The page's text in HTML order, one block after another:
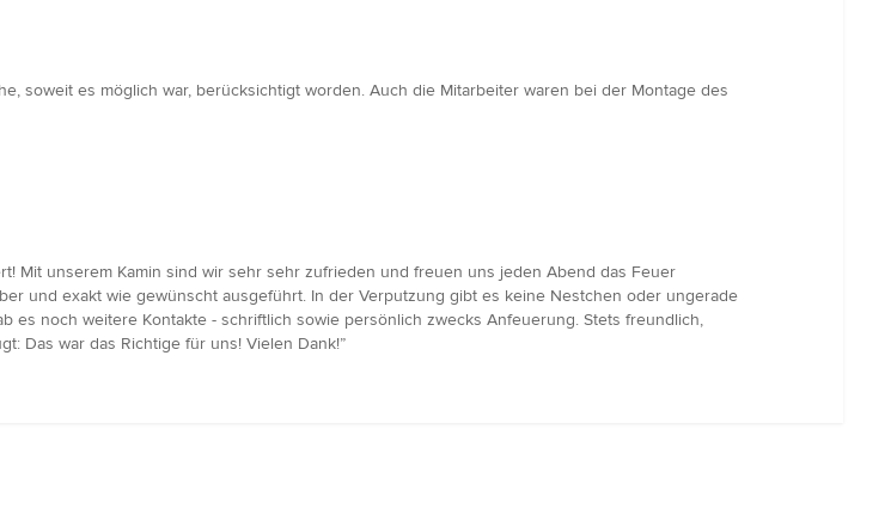
soweit es möglich war, berücksichtigt worden. Auch die Mitarbeiter waren bei der Montage des
Mit unserem Kamin sind wir sehr sehr zufrieden und freuen uns jeden Abend das Feuer
und exakt wie gewünscht ausgeführt. In der Verputzung gibt es keine Nestchen oder ungerade
es noch weitere Kontakte - schriftlich sowie persönlich zwecks Anfeuerung. Stets freundlich,
Das war das Richtige für uns! Vielen Dank!”